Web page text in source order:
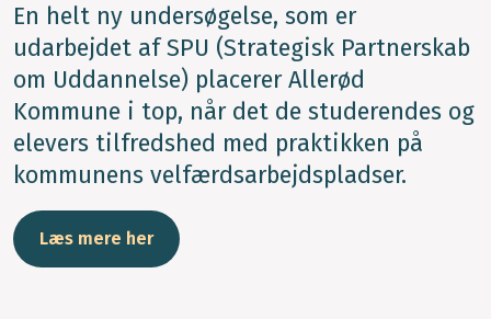
En helt ny undersøgelse, som er
udarbejdet af SPU (Strategisk Partnerskab
om Uddannelse) placerer Allerød
Kommune i top, når det de studerendes og
elevers tilfredshed med praktikken på
kommunens velfærdsarbejdspladser.
Læs mere her